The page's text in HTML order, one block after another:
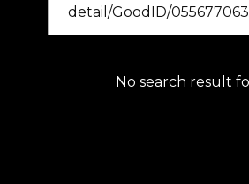
No search result